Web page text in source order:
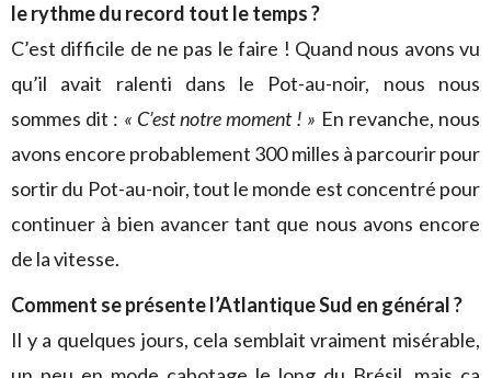
le rythme du record tout le temps ?
C’est difficile de ne pas le faire ! Quand nous avons vu
qu’il avait ralenti dans le Pot-au-noir, nous nous
sommes dit : « C’est notre moment ! » En revanche, nous
avons encore probablement 300 milles à parcourir pour
sortir du Pot-au-noir, tout le monde est concentré pour
continuer à bien avancer tant que nous avons encore
de la vitesse.
Comment se présente l’Atlantique Sud en général ?
Il y a quelques jours, cela semblait vraiment misérable,